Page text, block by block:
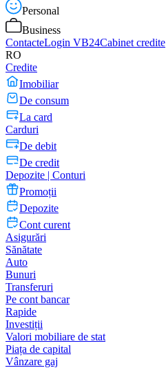
Personal
Business
ContacteLogin VB24Cabinet credite
RO
Credite
Imobiliar
De consum
La card
Carduri
De debit
De credit
Depozite | Conturi
Promoții
Depozite
Cont curent
Asigurări
Sănătate
Auto
Bunuri
Transferuri
Pe cont bancar
Rapide
Investiții
Valori mobiliare de stat
Piața de capital
Vânzare gaj